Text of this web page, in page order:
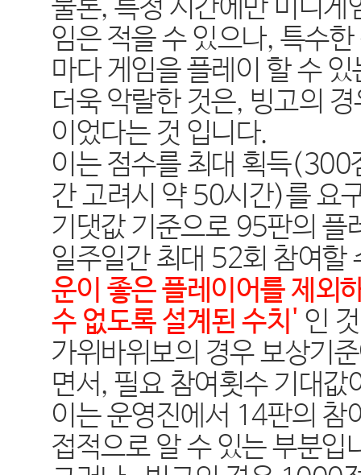
물론,특정 시간에만 미니게
임은 적을 수 있으나, 특수
마다 게임을 플레이 할 수
더욱 악랄한 것은, 빙고의
이었다는 것 입니다.
이는 점수를 최대 획득(300
간 고려시 약 50시간)를 요
기댓값 기준으로95판의 플
일주일간 최대 52회 참여할
운이 좋은 플레이어를 제외
수 없도록 설계된 수치 ' 인
가위바위보의 경우 보상기
면서,필요 참여횟수 기대값
이는 운영진에서 14판의 참
접적으로 알 수 있는 부분입